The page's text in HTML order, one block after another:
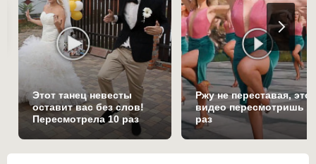
Этот танец невесты
оставит вас без слов!
Пересмотрела 10 раз
Ржу не переставая, это
видео пересмотришь
раз